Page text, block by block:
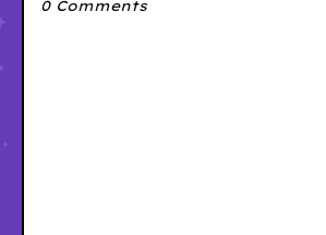
0 Comments